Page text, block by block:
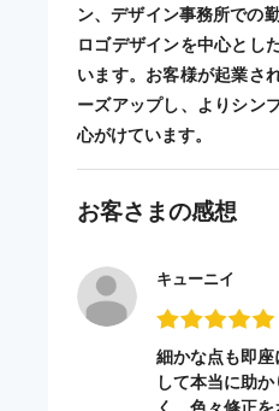
ン、デザイン事務所での
ロゴデザインを中心とし
います。お客様が起業さ
ーズアップし、よりシン
心がけています。
お客さまの感想
キューニイ
細かな点も即
して本当に助